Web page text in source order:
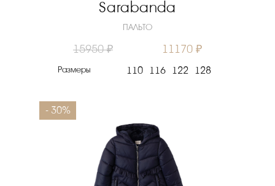
Sarabanda
ПАЛЬТО
15950 ₽ 11170 ₽
Размеры 110 116 122 128
- 30%